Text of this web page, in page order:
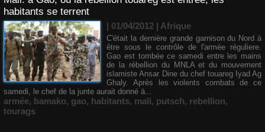
habitants se terrent
| 01/04/2012 | Afrique
C'était la dernière grande garnison du Nord à
être sous le contrôle de l'armée réguliere.
Gao est tombée ce samedi entre les mains
de la rébellion du MNLA et du mouvement
islamiste Ansar Dine du chef touareg Iyad Ag
Ghaly. Après les violents combats de ce
samedi, le chef de la junte aurait donné à...
armée, bamako, gao, habitants, mali, putsch, rebellion,
tourags